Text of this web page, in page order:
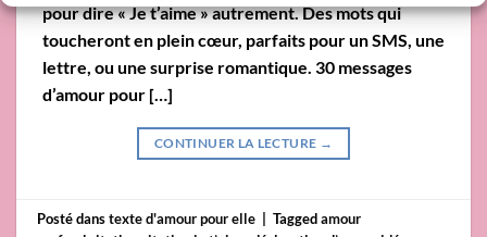
pour dire « Je t’aime » autrement. Des mots qui
toucheront en plein cœur, parfaits pour un SMS, une
lettre, ou une surprise romantique. 30 messages
d’amour pour […]
CONTINUER LA LECTURE →
Posté danstexte d'amour pour elle Taggedamour